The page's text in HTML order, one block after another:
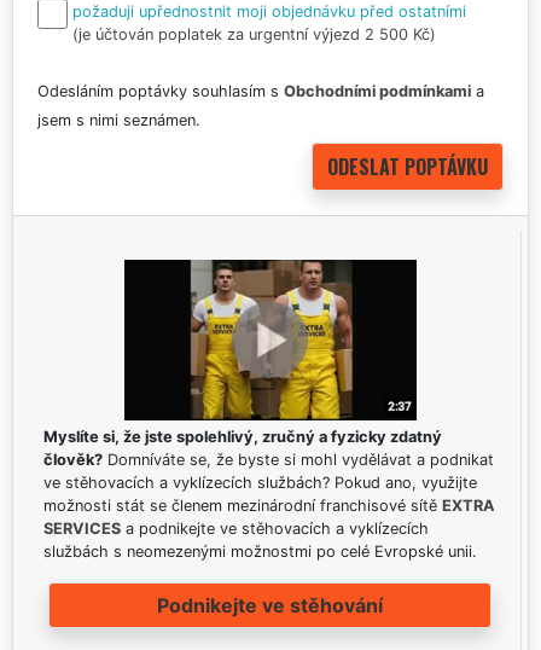
požaduji upřednostnit moji objednávku před ostatními
(je účtován poplatek za urgentní výjezd 2 500 Kč)
Odesláním poptávky souhlasím s Obchodními podmínkami a
jsem s nimi seznámen.
Myslíte si, že jste spolehlivý, zručný a fyzicky zdatný
člověk? Domníváte se, že byste si mohl vydělávat a podnikat
ve stěhovacích a vyklízecích službách? Pokud ano, využijte
možnosti stát se členem mezinárodní franchisové sítě EXTRA
SERVICES a podnikejte ve stěhovacích a vyklízecích
službách s neomezenými možnostmi po celé Evropské unii.
Podnikejte ve stěhování